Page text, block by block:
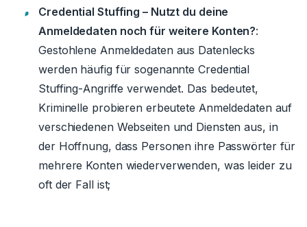
Credential Stuffing – Nutzt du deine
Anmeldedaten noch für weitere Konten?:
Gestohlene Anmeldedaten aus Datenlecks
werden häufig für sogenannte Credential
Stuffing-Angriffe verwendet. Das bedeutet,
Kriminelle probieren erbeutete Anmeldedaten auf
verschiedenen Webseiten und Diensten aus, in
der Hoffnung, dass Personen ihre Passwörter für
mehrere Konten wiederverwenden, was leider zu
oft der Fall ist;